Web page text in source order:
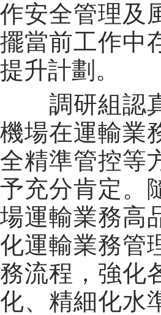
作安全管理及
擺當前工作中
提升計劃。
調研組認
機場在運輸業
全精準管控等
予充分肯定。
場運輸業務高
化運輸業務管
務流程，強化
化、精細化水